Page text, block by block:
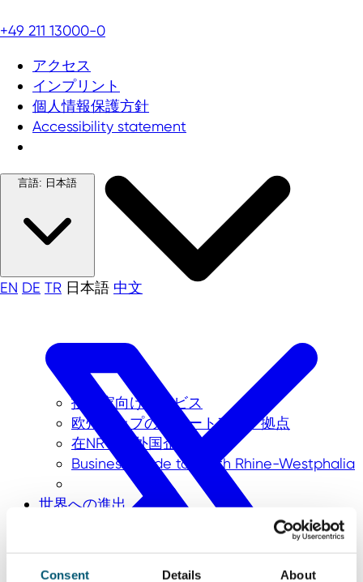
Consent Details About
投資家向けサービス
欧州トップのスタートアップ拠点
在NRW州外国企業
Business Guide to North Rhine-Westphalia
世界への進出
+49 211 13000-0
アクセス
インプリント
個人情報保護方針
Accessibility statement
言語: 日本語
EN DE TR 日本語 中文